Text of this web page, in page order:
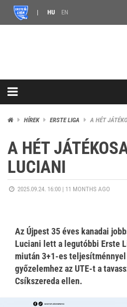
HU EN
HÍREK ERSTE LIGA A HÉT
A HÉT
LUCIANI
2025.09.24. 16:00 | 11 MONTHS AGO
Az Újpest 35 éves kanadai
Luciani lett a legutóbbi Erste
miután 3+1-es
győzelemhez az UTE-t a
Csíkszereda ellen.